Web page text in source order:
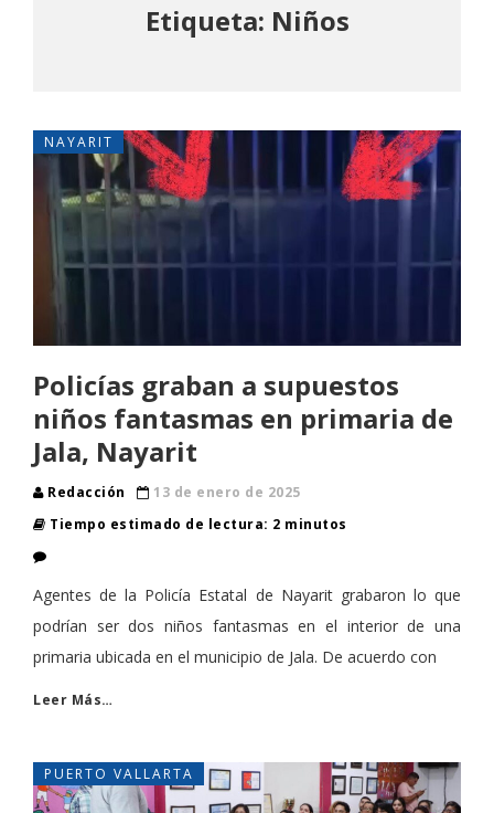
Etiqueta: Niños
NAYARIT
Policías graban a supuestos
niños fantasmas en primaria de
Jala, Nayarit
Redacción
13 de enero de 2025
Tiempo estimado de lectura: 2 minutos
Agentes de la Policía Estatal de Nayarit grabaron lo que
podrían ser dos niños fantasmas en el interior de una
primaria ubicada en el municipio de Jala. De acuerdo con
Leer Más…
PUERTO VALLARTA